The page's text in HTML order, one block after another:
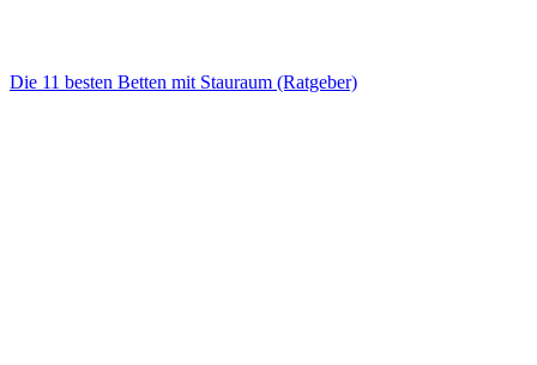
Die 11 besten Betten mit Stauraum (Ratgeber)